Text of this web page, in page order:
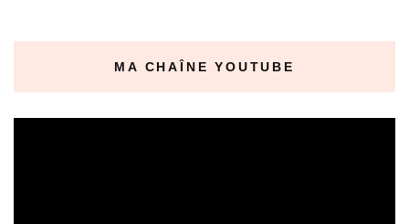
MA CHAÎNE YOUTUBE